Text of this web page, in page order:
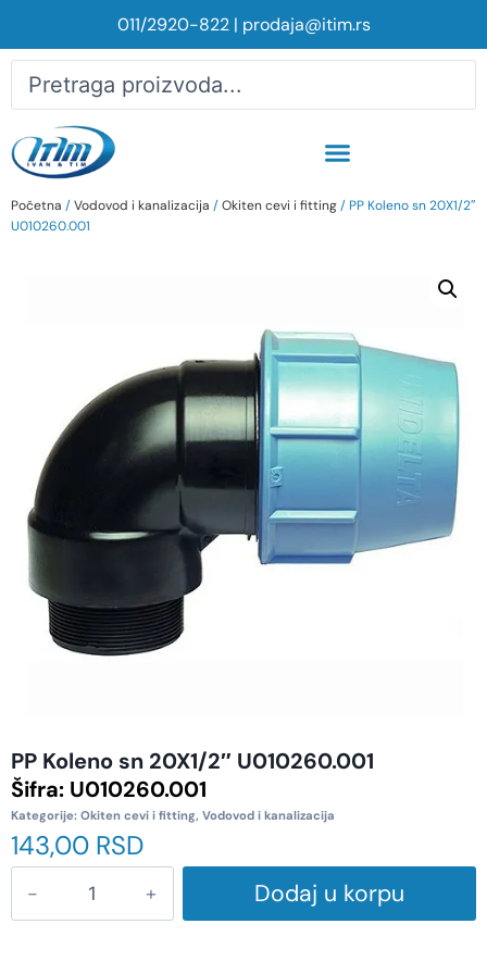
011/2920-822| prodaja@itim.rs
Početna /Vodovod i kanalizacija /Okiten cevi i fitting/ PP Koleno sn 20X1/2″
U010260.001
PP Koleno sn 20X1/2″ U010260.001
Šifra: U010260.001
Kategorije: Okiten cevi i fitting, Vodovod i kanalizacija
143,00 RSD
Dodaj u korpu